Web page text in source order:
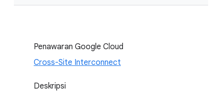
Penawaran Google Cloud
Cross-Site Interconnect
Deskripsi